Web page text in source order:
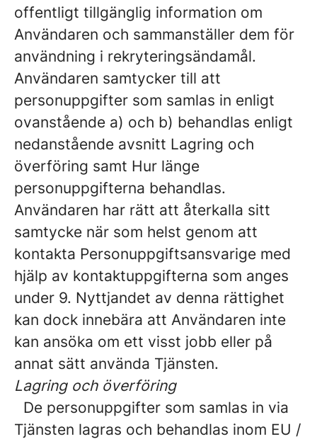
offentligt tillgänglig information om
Användaren och sammanställer dem för
användning i rekryteringsändamål.
Användaren samtycker till att
personuppgifter som samlas in enligt
ovanstående a) och b) behandlas enligt
nedanstående avsnitt Lagring och
överföring samt Hur länge
personuppgifterna behandlas.
Användaren har rätt att återkalla sitt
samtycke när som helst genom att
kontakta Personuppgiftsansvarige med
hjälp av kontaktuppgifterna som anges
under 9. Nyttjandet av denna rättighet
kan dock innebära att Användaren inte
kan ansöka om ett visst jobb eller på
annat sätt använda Tjänsten.
Lagring och överföring
De personuppgifter som samlas in via
Tjänsten lagras och behandlas inom EU /